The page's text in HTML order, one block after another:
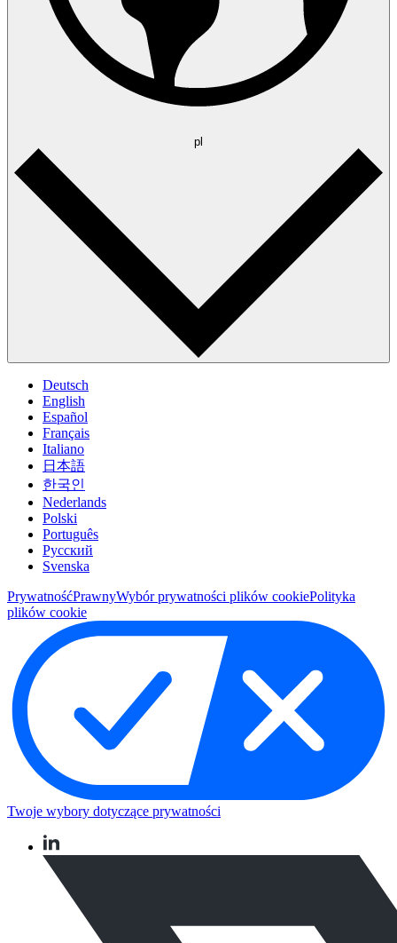
pl
Deutsch
English
Español
Français
Italiano
日本語
한국인
Nederlands
Polski
Português
Pусский
Svenska
PrywatnośćPrawnyWybór prywatności plików cookiePolityka
plików cookie
Twoje wybory dotyczące prywatności